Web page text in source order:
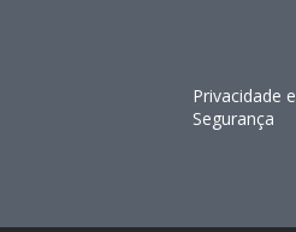
Privacidade e
Segurança